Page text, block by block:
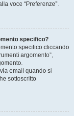
voce “Preferenze”.
specifico?
specifico cliccando
argomento”,
email quando si
sottoscritto